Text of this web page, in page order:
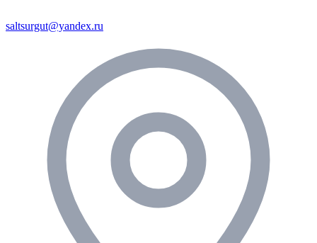
saltsurgut@yandex.ru